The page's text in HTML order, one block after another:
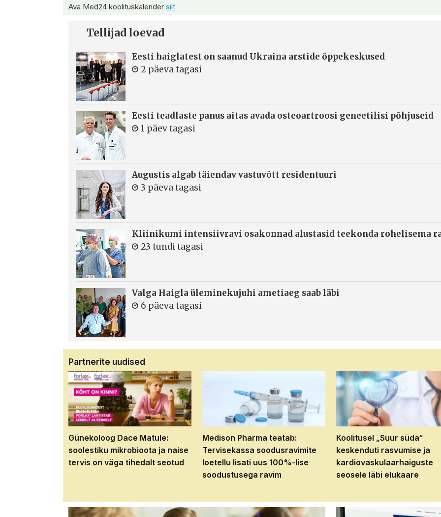
Ava Med24 koolituskalendersiit
Tellijad loevad
Eesti haiglatest on saanud Ukraina arstide õppekeskused
2 päeva tagasi
Eesti teadlaste panus aitas avada osteoartroosi geneetilisi põhjuseid
1 päev tagasi
Augustis algab täiendav vastuvõtt residentuuri
3 päeva tagasi
Kliinikumi intensiivravi osakonnad alustasid teekonda rohelisema
23 tundi tagasi
Valga Haigla üleminekujuhi ametiaeg saab läbi
6 päeva tagasi
Partnerite uudised
Günekoloog Dace Matule:
soolestiku mikrobioota ja naise
tervis on väga tihedalt seotud
Medison Pharma teatab:
Tervisekassa soodusravimite
loetellu lisati uus 100%-lise
soodustusega ravim
Koolitusel „Suur süda“
keskenduti rasvumise ja
kardiovaskulaarhaiguste
seosele läbi elukaare